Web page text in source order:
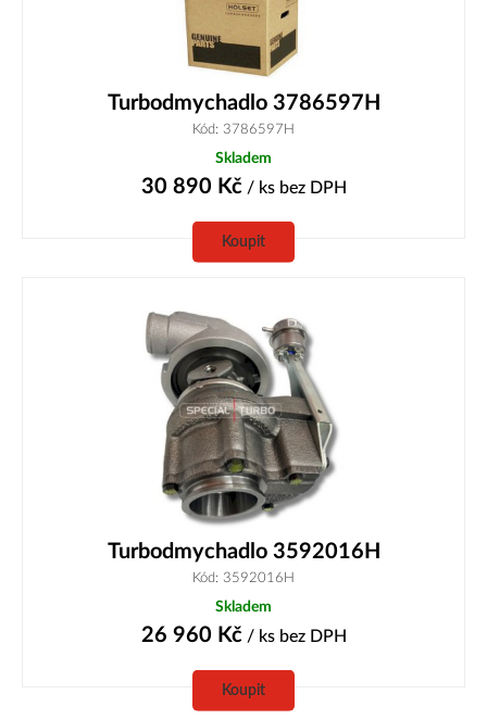
Turbodmychadlo 3786597H
Kód: 3786597H
Skladem
30 890 Kč/ ks bez DPH
Koupit
Turbodmychadlo 3592016H
Kód: 3592016H
Skladem
26 960 Kč/ ks bez DPH
Koupit